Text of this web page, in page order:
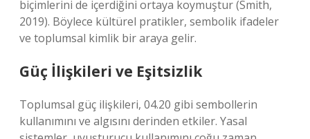
biçimlerini de içerdiğini ortaya koymuştur (Smith,
2019). Böylece kültürel pratikler, sembolik ifadeler
ve toplumsal kimlik bir araya gelir.
Güç İlişkileri ve Eşitsizlik
Toplumsal güç ilişkileri, 04.20 gibi sembollerin
kullanımını ve algısını derinden etkiler. Yasal